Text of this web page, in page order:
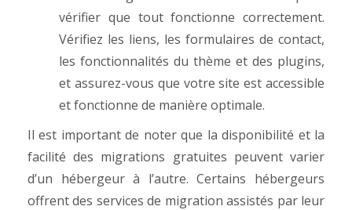
vérifier que tout fonctionne correctement.
Vérifiez les liens, les formulaires de contact,
les fonctionnalités du thème et des plugins,
et assurez-vous que votre site est accessible
et fonctionne de manière optimale.
Il est important de noter que la disponibilité et la
facilité des migrations gratuites peuvent varier
d’un hébergeur à l’autre. Certains hébergeurs
offrent des services de migration assistés par leur